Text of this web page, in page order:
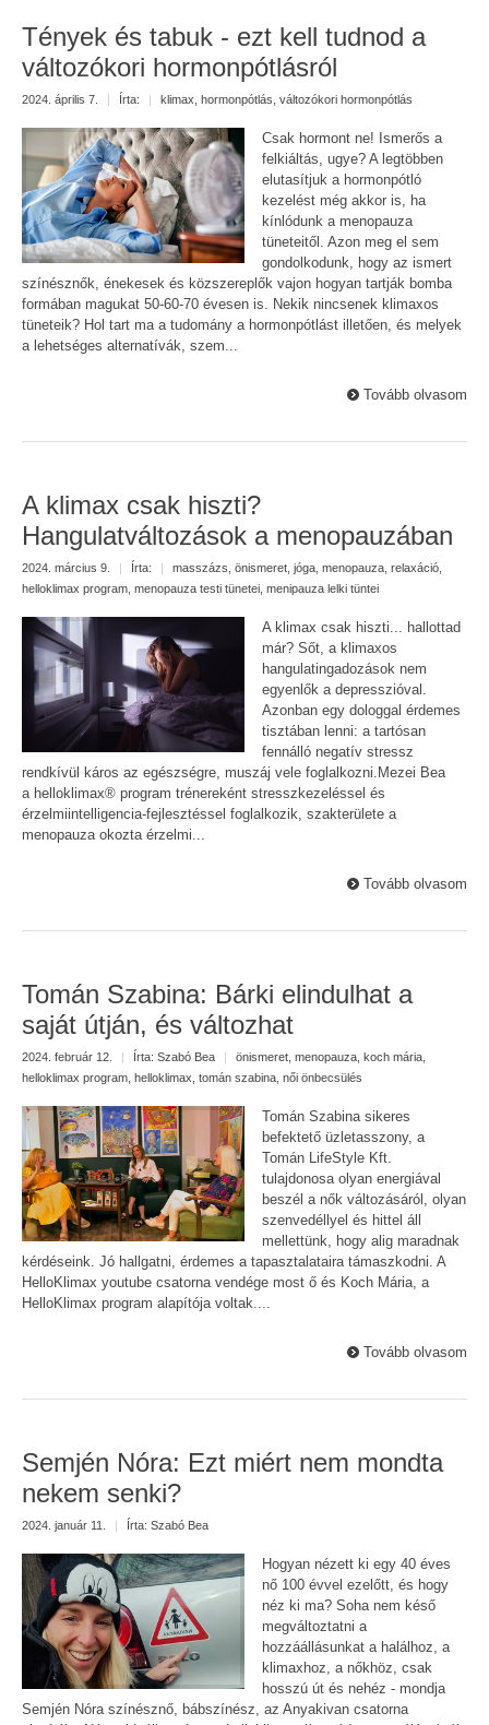
Tények és tabuk - ezt kell tudnod a
változókori hormonpótlásról
2024. április 7. | Írta: | klimax hormonpótlás változókori hormonpótlás
Csak hormont ne! Ismerős a
felkiáltás, ugye? A legtöbben
elutasítjuk a hormonpótló
kezelést még akkor is, ha
kínlódunk a menopauza
tüneteitől. Azon meg el sem
gondolkodunk, hogy az ismert
színésznők, énekesek és közszereplők vajon hogyan tartják bomba
formában magukat 50-60-70 évesen is. Nekik nincsenek klimaxos
tüneteik? Hol tart ma a tudomány a hormonpótlást illetően, és melyek
a lehetséges alternatívák, szem...
Tovább olvasom
A klimax csak hiszti?
Hangulatváltozások a menopauzában
2024. március 9. | Írta: | masszázs önismeret jóga menopauza relaxáció
helloklimax program menopauza testi tünetei menipauza lelki tüntei
A klimax csak hiszti... hallottad
már? Sőt, a klimaxos
hangulatingadozások nem
egyenlők a depresszióval.
Azonban egy dologgal érdemes
tisztában lenni: a tartósan
fennálló negatív stressz
rendkívül káros az egészségre, muszáj vele foglalkozni.Mezei Bea
a helloklimax® program trénereként stresszkezeléssel és
érzelmiintelligencia-fejlesztéssel foglalkozik, szakterülete a
menopauza okozta érzelmi...
Tovább olvasom
Tomán Szabina: Bárki elindulhat a
saját útján, és változhat
2024. február 12. | Írta: Szabó Bea | önismeret menopauza koch mária
helloklimax program helloklimax tomán szabina női önbecsülés
Tomán Szabina sikeres
befektető üzletasszony, a
Tomán LifeStyle Kft.
tulajdonosa olyan energiával
beszél a nők változásáról, olyan
szenvedéllyel és hittel áll
mellettünk, hogy alig maradnak
kérdéseink. Jó hallgatni, érdemes a tapasztalataira támaszkodni. A
HelloKlimax youtube csatorna vendége most ő és Koch Mária, a
HelloKlimax program alapítója voltak....
Tovább olvasom
Semjén Nóra: Ezt miért nem mondta
nekem senki?
2024. január 11. | Írta: Szabó Bea
Hogyan nézett ki egy 40 éves
nő 100 évvel ezelőtt, és hogy
néz ki ma? Soha nem késő
megváltoztatni a
hozzáállásunkat a halálhoz, a
klimaxhoz, a nőkhöz, csak
hosszú út és nehéz - mondja
Semjén Nóra színésznő, bábszínész, az Anyakivan csatorna